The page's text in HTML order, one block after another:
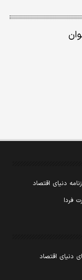
دنیای اقتصاد
فردا
دنیای اقتصاد